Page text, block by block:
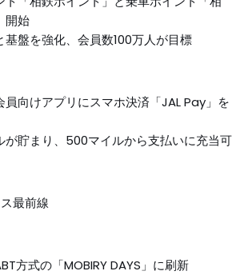
開始
盤を強化、会員数100万人が目標
員向けアプリにスマホ決済「JAL Pay」を
が貯まり、500マイルから支払いに充当可
最前線
方式の「MOBIRY DAYS」に刷新